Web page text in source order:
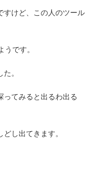
すけど、この人のツール
うです。
。
ってみると出るわ出る
し出てきます。